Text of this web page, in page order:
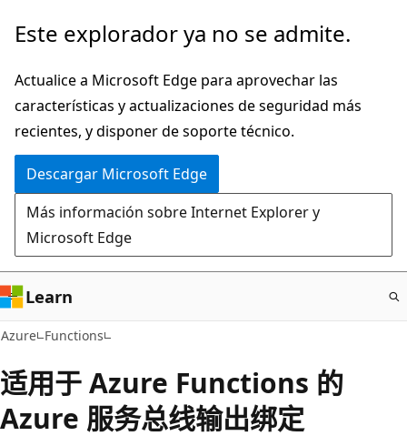
Ir
contenido
principal
Este explorador ya no se admite.
Actualice a Microsoft Edge para aprovechar las
características y actualizaciones de seguridad más
recientes, y disponer de soporte técnico.
Descargar Microsoft Edge
Más información sobre Internet Explorer y
Microsoft Edge
Learn
Azure Functions
适用于 Azure Functions 的
Azure 服务总线输出绑定